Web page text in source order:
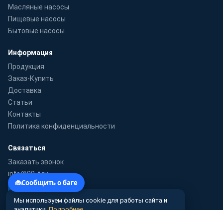
Масляные насосы
Пищевые насосы
Бытовые насосы
Информация
Продукция
Заказ-Купить
Доставка
Статьи
Контакты
Политика конфиденциальности
Связаться
Заказать звонок
info@99-t.ru
WhatsApp
Мы используем файлы cookie для работы сайта и